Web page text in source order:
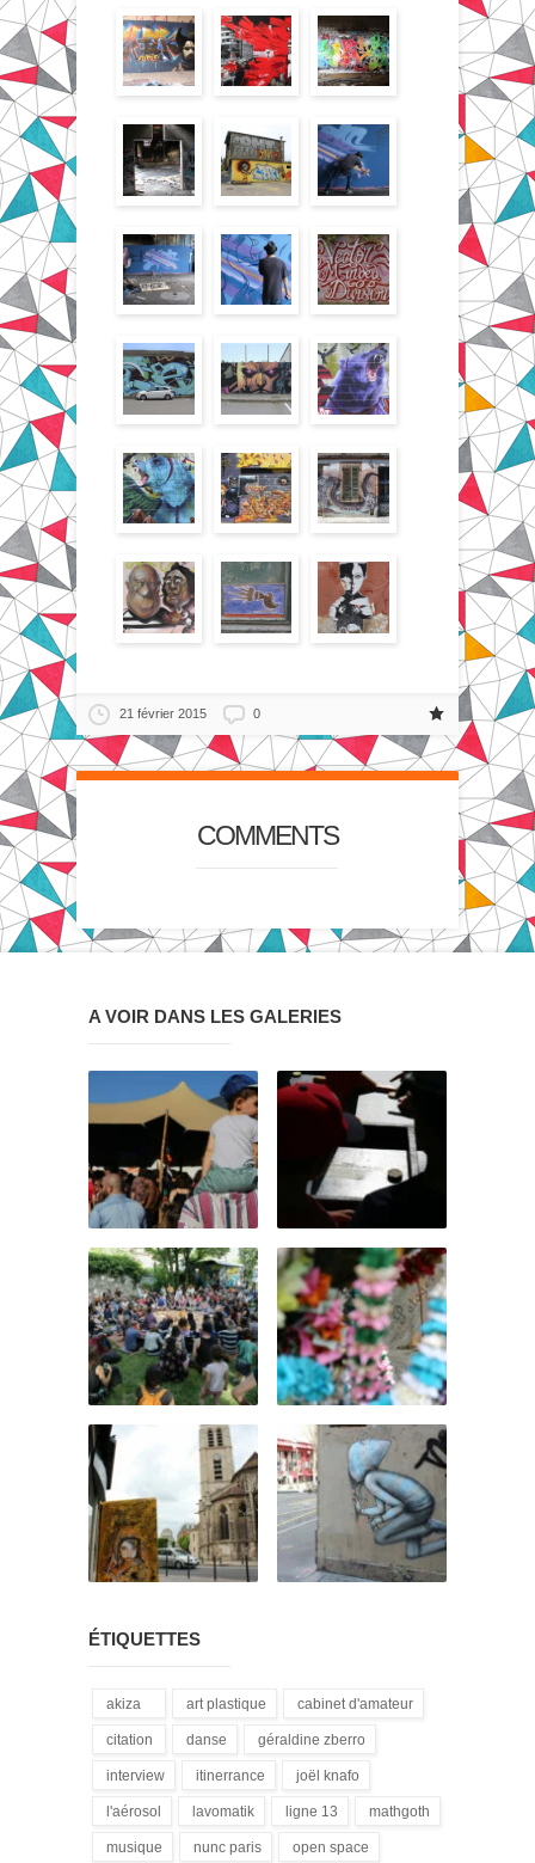
21 février 2015 0
COMMENTS
A VOIR DANS LES GALERIES
ÉTIQUETTES
akiza
(21)
art plastique
(28)
cabinet d'amateur
(12)
citation
(18)
danse
(1)
géraldine zberro
interview
(15)
itinerrance
(16)
joël knafo
(3)
l'aérosol
(14)
lavomatik
(31)
ligne 13
(4)
mathgoth
musique nunc paris open space